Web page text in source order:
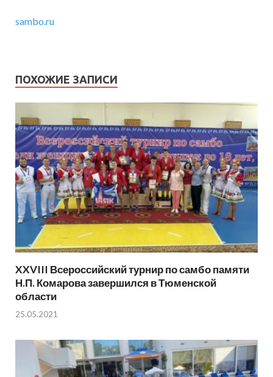
sambo.ru
ПОХОЖИЕ ЗАПИСИ
XXVIII Всероссийский турнир по самбо памяти
Н.П. Комарова завершился в Тюменской
области
25.05.2021